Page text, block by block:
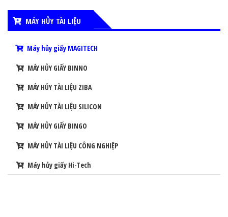
MÁY HỦY TÀI LIỆU
Máy hủy giấy MAGITECH
MÁY HỦY GIẤY BINNO
MÁY HỦY TÀI LIỆU ZIBA
MÁY HỦY TÀI LIỆU SILICON
MÁY HỦY GIẤY BINGO
MÁY HỦY TÀI LIỆU CÔNG NGHIỆP
Máy hủy giấy Hi-Tech